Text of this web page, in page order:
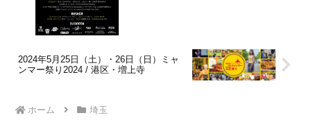
2024年5月25日（土）・26日（日）ミャ
ンマー祭り2024 / 港区・増上寺
ホーム 埼玉